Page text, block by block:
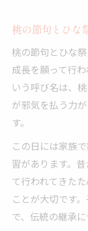
桃の節句とひな
桃の節句とひな
成長を願って行
いう呼び名は、
が邪気を払う力
す。
この日には家族
習があります。
て行われてきた
ことが大切です
で、伝統の継承に